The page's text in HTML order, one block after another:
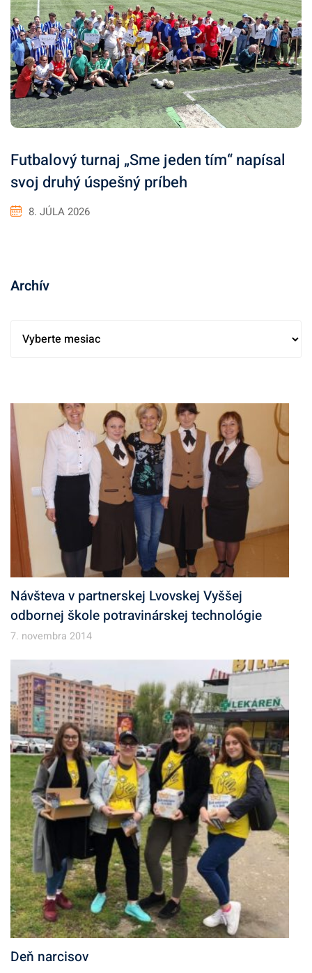
Futbalový turnaj „Sme jeden tím“ napísal
svoj druhý úspešný príbeh
8. JÚLA 2026
Archív
í
v
Návšteva v partnerskej Lvovskej Vyššej
odbornej škole potravinárskej technológie
7. novembra 2014
Deň narcisov